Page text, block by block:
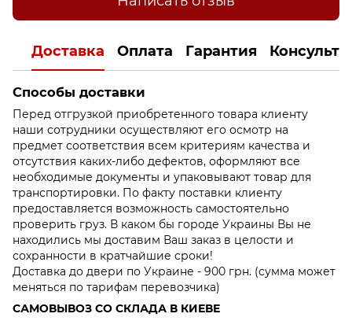
Доставка Оплата Гарантия
Способы доставки
Перед отгрузкой приобретенного товара клиенту
наши сотрудники осуществляют его осмотр на
предмет соответствия всем критериям качества и
отсутствия каких-либо дефектов, оформляют все
необходимые документы и упаковывают товар для
транспортировки. По факту поставки клиенту
предоставляется возможность самостоятельно
проверить груз. В каком бы городе Украины Вы не
находились мы доставим Ваш заказ в целости и
сохранности в кратчайшие сроки!
Доставка до двери по Украине - 900 грн. (сумма может
меняться по тарифам перевозчика)
САМОВЫВОЗ СО СКЛАДА В КИЕВЕ